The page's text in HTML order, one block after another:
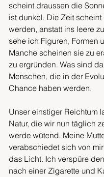
scheint draussen die
ist dunkel. Die Zeit scheint
werden, anstatt ins leere
sehe ich Figuren, Formen
Manche scheinen sie zu
zu ergründen. Was sind
Menschen, die in der
Chance haben werden.
Unser einstiger Reichtum
Natur, die wir nun täglich
werde wütend. Meine
verabschiedet sich von
das Licht. Ich verspüre
nach einer Zigarette und